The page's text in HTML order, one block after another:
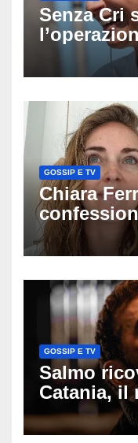
Senza Cri
anni mi
racconto
GOSSIP E TV
Chiara
mio ex
il seno».
GOSSIP E TV
Salmo
Catania, il
silenzio
ospedale: